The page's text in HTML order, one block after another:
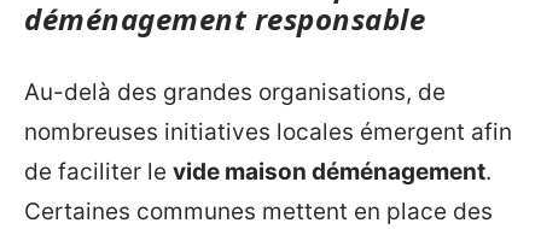
déménagement responsable
Au-delà des grandes organisations, de
nombreuses initiatives locales émergent afin
de faciliter le vide maison déménagement.
Certaines communes mettent en place des